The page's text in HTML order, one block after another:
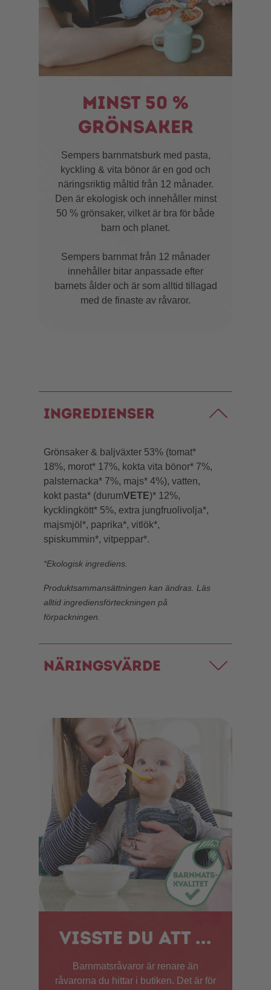
Minst 50 %
grönsaker
Sempers barnmatsburk med pasta,
kyckling & vita bönor är en god och
näringsriktig måltid från 12 månader.
Den är ekologisk och innehåller minst
50 % grönsaker, vilket är bra för både
barn och planet.
Sempers barnmat från 12 månader
innehåller bitar anpassade efter
barnets ålder och är som alltid tillagad
med de finaste av råvaror.
Ingredienser
Grönsaker & baljväxter 53% (tomat*
18%, morot* 17%, kokta vita bönor* 7%,
palsternacka* 7%, majs* 4%), vatten,
kokt pasta* (durumVETE)* 12%,
kycklingkött* 5%, extra jungfruolivolja*,
majsmjöl*, paprika*, vitlök*,
spiskummin*, vitpeppar*.
*Ekologisk ingrediens.
Produktsammansättningen kan ändras. Läs
alltid ingrediensförteckningen på
förpackningen.
Näringsvärde
Visste du att ...
Barnmatsråvaror är renare än
råvarorna du hittar i butiken. Det är för